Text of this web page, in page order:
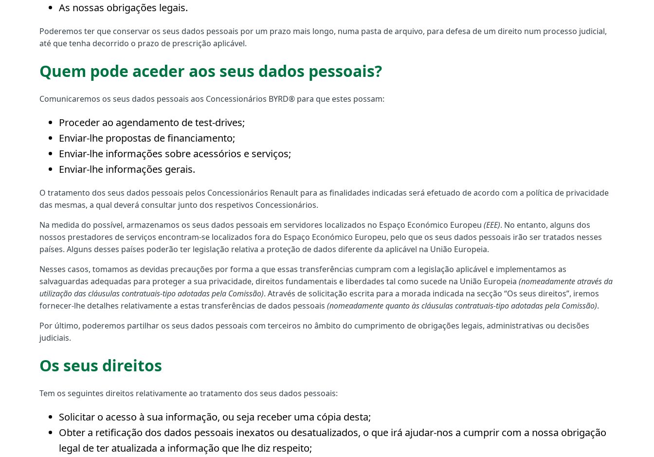
As nossas obrigações legais.
Poderemos ter que conservar os seus dados pessoais por um prazo mais longo, numa pasta de arquivo, para defesa de um direito num processo judicial,
até que tenha decorrido o prazo de prescrição aplicável.
Quem pode aceder aos seus dados pessoais?
Comunicaremos os seus dados pessoais aos Concessionários BYRD® para que estes possam:
Proceder ao agendamento de test-drives;
Enviar-lhe propostas de financiamento;
Enviar-lhe informações sobre acessórios e serviços;
Enviar-lhe informações gerais.
O tratamento dos seus dados pessoais pelos Concessionários Renault para as finalidades indicadas será efetuado de acordo com a política de privacidade
das mesmas, a qual deverá consultar junto dos respetivos Concessionários.
Na medida do possível, armazenamos os seus dados pessoais em servidores localizados no Espaço Económico Europeu (EEE). No entanto, alguns dos
nossos prestadores de serviços encontram-se localizados fora do Espaço Económico Europeu, pelo que os seus dados pessoais irão ser tratados nesses
países. Alguns desses países poderão ter legislação relativa a proteção de dados diferente da aplicável na União Europeia.
Nesses casos, tomamos as devidas precauções por forma a que essas transferências cumpram com a legislação aplicável e implementamos as
salvaguardas adequadas para proteger a sua privacidade, direitos fundamentais e liberdades tal como sucede na União Europeia (nomeadamente através da
utilização das cláusulas contratuais-tipo adotadas pela Comissão). Através de solicitação escrita para a morada indicada na secção “Os seus direitos”, iremos
fornecer-lhe detalhes relativamente a estas transferências de dados pessoais(nomeadamente quanto às cláusulas contratuais-tipo adotadas pela Comissão).
Por último, poderemos partilhar os seus dados pessoais com terceiros no âmbito do cumprimento de obrigações legais, administrativas ou decisões
judiciais.
Os seus direitos
Tem os seguintes direitos relativamente ao tratamento dos seus dados pessoais:
Solicitar o acesso à sua informação, ou seja receber uma cópia desta;
Obter a retificação dos dados pessoais inexatos ou desatualizados, o que irá ajudar-nos a cumprir com a nossa obrigação
legal de ter atualizada a informação que lhe diz respeito;